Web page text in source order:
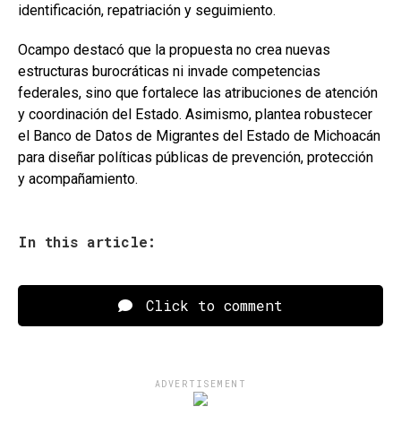
identificación, repatriación y seguimiento.
Ocampo destacó que la propuesta no crea nuevas
estructuras burocráticas ni invade competencias
federales, sino que fortalece las atribuciones de atención
y coordinación del Estado. Asimismo, plantea robustecer
el Banco de Datos de Migrantes del Estado de Michoacán
para diseñar políticas públicas de prevención, protección
y acompañamiento.
In this article:
Click to comment
ADVERTISEMENT